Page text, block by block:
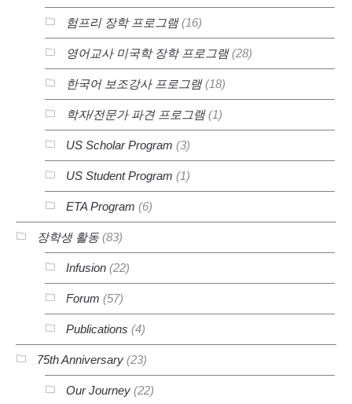
험프리 장학 프로그램(16)
영어교사 미국학 장학 프로그램(28)
한국어 보조강사 프로그램(18)
학자/전문가 파견 프로그램(1)
US Scholar Program (3)
US Student Program (1)
ETA Program (6)
장학생 활동 (83)
Infusion (22)
Forum (57)
Publications (4)
75th Anniversary (23)
Our Journey (22)